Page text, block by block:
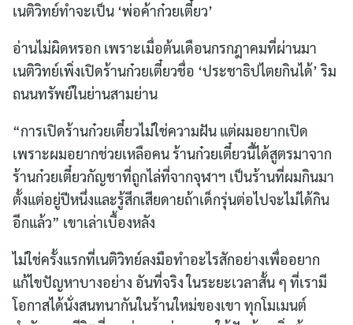
เนติวิทย์ทำจะเป็น ‘พ่อค้าก๋วยเตี๋ยว’
อ่านไม่ผิดหรอก เพราะเมื่อต้นเดือนกรกฎาคมที่ผ่านมา
เนติวิทย์เพิ่งเปิดร้านก๋วยเตี๋ยวชื่อ ‘ประชาธิปไตยกินได้’ ริม
ถนนทรัพย์ในย่านสามย่าน
“การเปิดร้านก๋วยเตี๋ยวไม่ใช่ความฝัน แต่ผมอยากเปิด
เพราะผมอยากช่วยเหลือคน ร้านก๋วยเตี๋ยวนี้ได้สูตรมาจาก
ร้านก๋วยเตี๋ยวกัญชาที่ถูกไล่ที่จากจุฬาฯ เป็นร้านที่ผมกินมา
ตั้งแต่อยู่ปีหนึ่งและรู้สึกเสียดายถ้าเด็กรุ่นต่อไปจะไม่ได้กิน
อีกแล้ว” เขาเล่าเบื้องหลัง
ไม่ใช่ครั้งแรกที่เนติวิทย์ลงมือทำอะไรสักอย่างเพื่ออยาก
แก้ไขปัญหาบางอย่าง อันที่จริง ในระยะเวลาสั้น ๆ ที่เรามี
โอกาสได้นั่งสนทนากันในร้านใหม่ของเขา ทุกโมเมนต์